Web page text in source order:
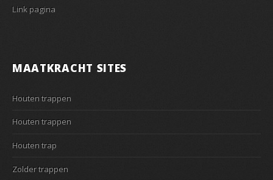
Link pagina
MAATKRACHT SITES
Houten trappen
Houten trappen
Houten trap
Zolder trappen